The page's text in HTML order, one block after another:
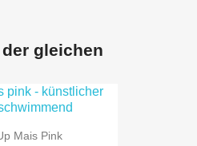
gleichen
Mais Pink